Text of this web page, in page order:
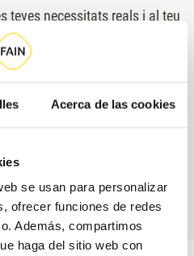
Acerca de las cookies
se usan para personalizar
ofrecer funciones de redes
Además, compartimos
haga del sitio web con
teves necessitats reals i al teu
un model de contractació
per separat la cobertura de
i els horaris de servei.
AMB